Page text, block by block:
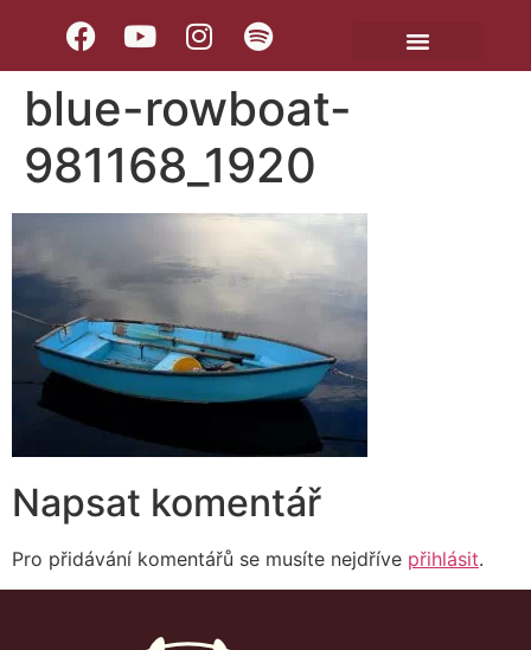
blue-rowboat-
981168_1920
Napsat komentář
Pro přidávání komentářů se musíte nejdříve přihlásit.